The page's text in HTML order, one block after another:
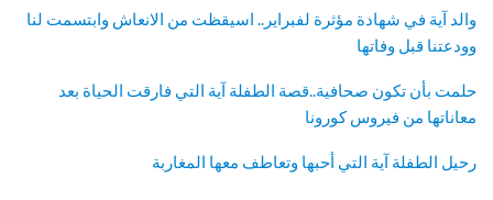
والد آية في شهادة مؤثرة لفبراير.. اسيقظت من الانعاش وابتسمت لنا
وودعتنا قبل وفاتها
حلمت بأن تكون صحافية..قصة الطفلة آية التي فارقت الحياة بعد
معاناتها من فيروس كورونا
رحيل الطفلة آية التي أحبها وتعاطف معها المغاربة